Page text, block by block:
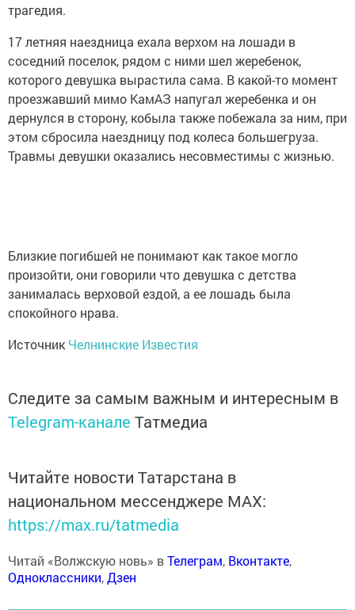
трагедия.
17 летняя наездница ехала верхом на лошади в
соседний поселок, рядом с ними шел жеребенок,
которого девушка вырастила сама. В какой-то момент
проезжавший мимо КамАЗ напугал жеребенка и он
дернулся в сторону, кобыла также побежала за ним, при
этом сбросила наездницу под колеса большегруза.
Травмы девушки оказались несовместимы с жизнью.
Близкие погибшей не понимают как такое могло
произойти, они говорили что девушка с детства
занималась верховой ездой, а ее лошадь была
спокойного нрава.
Источник Челнинские Известия
Следите за самым важным и интересным в
Telegram-канале Татмедиа
Читайте новости Татарстана в
национальном мессенджере MАХ:
https://max.ru/tatmedia
Читай «Волжскую новь» вТелеграм, Вконтакте,
Одноклассники,Дзен